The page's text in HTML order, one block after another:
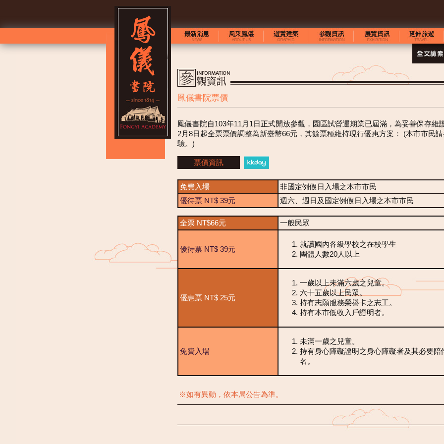
鳳儀書院票價
鳳儀書院自103年11月1日正式開放參觀，園區試營運期業已屆滿，為妥善保存維
2月8日起全票票價調整為新臺幣66元，其餘票種維持現行優惠方案： (本市市民
驗。)
票價資訊
免費入場
非國定例假日入場之本市市民
優待票 NT$ 39元
週六、週日及國定例假日入場之本市市民
全票 NT$66元 一般民眾
優待票 NT$ 39元
就讀國內各級學校之在校學生
團體人數20人以上
優惠票 NT$ 25元
一歲以上未滿六歲之兒童。
六十五歲以上民眾。
持有志願服務榮譽卡之志工。
持有本市低收入戶證明者。
免費入場
未滿一歲之兒童。
持有身心障礙證明之身心障礙者及其必要陪
名。
※如有異動，依本局公告為準。